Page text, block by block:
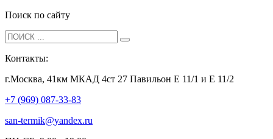
Поиск по сайту
Контакты:
г.Москва, 41км МКАД 4ст 27 Павильон Е 11/1 и Е 11/2
+7 (969) 087-33-83
san-termik@yandex.ru